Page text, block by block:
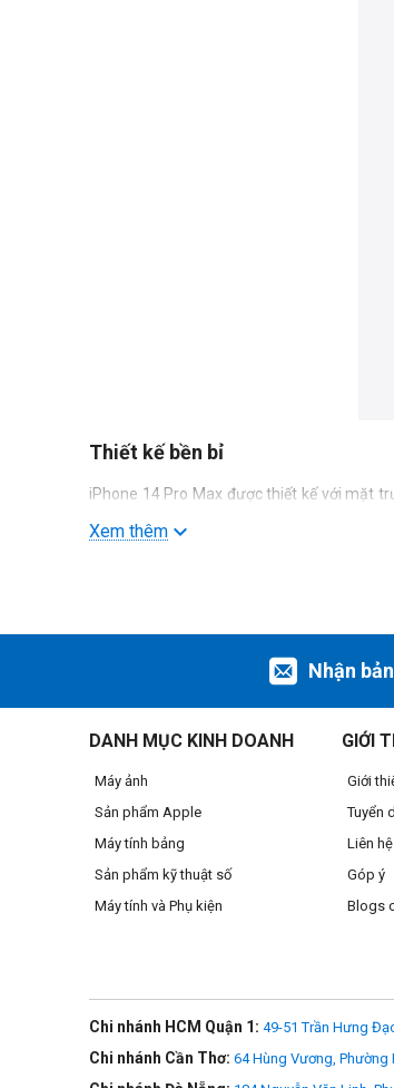
Thiết kế bền bỉ
iPhone 14 Pro Max được thiết kế với mặt
Màn hình Super Retina XDR
Xem thêm
Nhận
DANH MỤC KINH DOANH
Máy ảnh
Sản phẩm Apple
Máy tính bảng
Sản phẩm kỹ thuật số
Máy tính và Phụ kiện
GIỚI
Giới
Tuyển
Liên
Góp ý
Blogs
Chi nhánh HCM Quận 1: 49-51 Trần Hưng
Chi nhánh Cần Thơ: 64 Hùng Vương, Phường